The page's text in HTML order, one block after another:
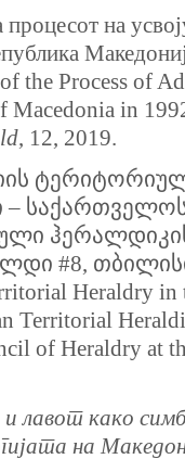
процесот на
the Process of
Macedonia in
, 12, 2019.
–
#8,
Heraldry in
Territorial
of Heraldry at
лавот како
на